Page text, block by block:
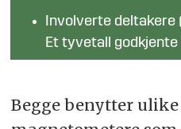
Involverte deltakere
Et tyvetall
Folkehjelp, HALO
Foundation for Mine
Begge benytter